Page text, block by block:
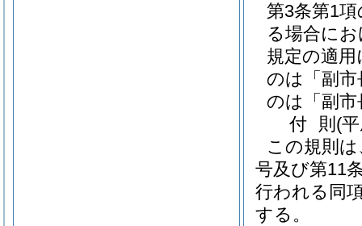
第3条第1
る場合に
規定の適
のは「副市
のは「副
付 則 (
この規則
号及び第11
行われる同
する。